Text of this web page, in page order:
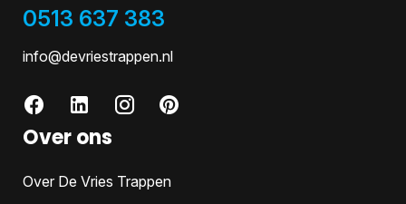
Over ons
Over De Vries Trappen
0513 637 383
info@devriestrappen.nl